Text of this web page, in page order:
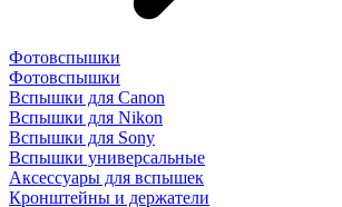
Фотовспышки
Фотовспышки
Вспышки для Canon
Вспышки для Nikon
Вспышки для Sony
Вспышки универсальные
Аксесcуары для вспышек
Кронштейны и держатели